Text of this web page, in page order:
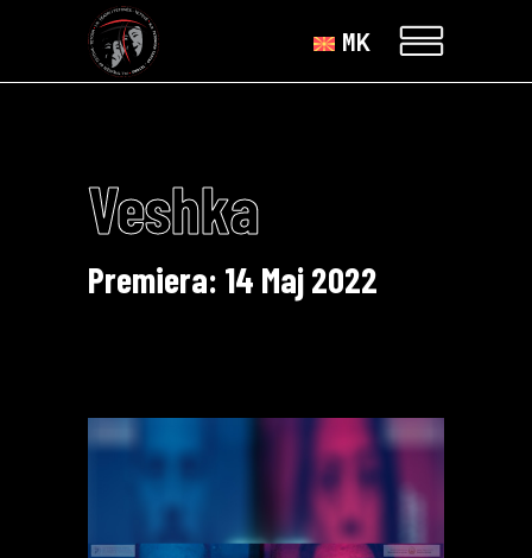
MK
Veshka
Premiera: 14 Maj 2022